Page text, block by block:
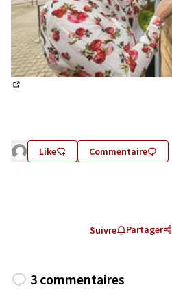
Like Commentaire
Suivre Partager
3 commentaires